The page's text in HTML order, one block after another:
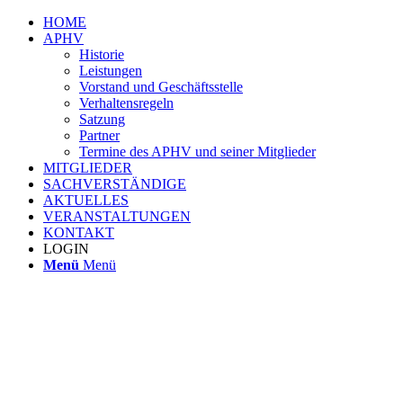
HOME
APHV
Historie
Leistungen
Vorstand und Geschäftsstelle
Verhaltensregeln
Satzung
Partner
Termine des APHV und seiner Mitglieder
MITGLIEDER
SACHVERSTÄNDIGE
AKTUELLES
VERANSTALTUNGEN
KONTAKT
LOGIN
Menü Menü